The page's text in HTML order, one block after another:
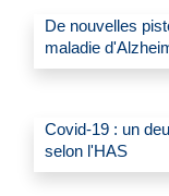
De nouvelles
maladie
Covid-19 : un
selon l'HAS